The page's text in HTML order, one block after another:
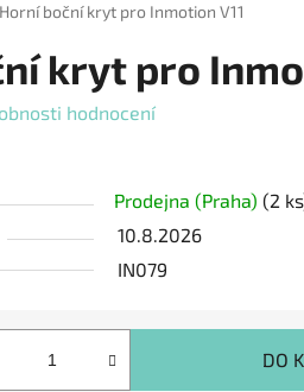
Horní boční kryt pro Inmotion V11
kryt pro
hodnocení
Prodejna (Praha) (2
10.8.2026
IN079
DO